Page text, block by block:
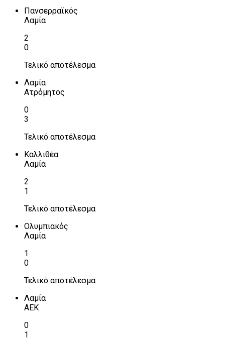
Πανσερραϊκός
Λαμία
2
0
Τελικό αποτέλεσμα
Λαμία
Ατρόμητος
0
3
Τελικό αποτέλεσμα
Καλλιθέα
Λαμία
2
1
Τελικό αποτέλεσμα
Ολυμπιακός
Λαμία
1
0
Τελικό αποτέλεσμα
Λαμία
ΑΕΚ
0
1